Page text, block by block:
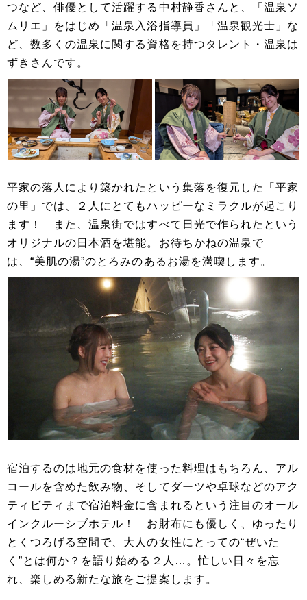
つなど、俳優として活躍する中村静香さんと、「温泉ソ
ムリエ」をはじめ「温泉入浴指導員」「温泉観光士」な
ど、数多くの温泉に関する資格を持つタレント・温泉は
ずきさんです。
平家の落人により築かれたという集落を復元した「平家
の里」では、２人にとてもハッピーなミラクルが起こり
ます！ また、温泉街ではすべて日光で作られたという
オリジナルの日本酒を堪能。お待ちかねの温泉で
は、“美肌の湯”のとろみのあるお湯を満喫します。
宿泊するのは地元の食材を使った料理はもちろん、アル
コールを含めた飲み物、そしてダーツや卓球などのアク
ティビティまで宿泊料金に含まれるという注目のオール
インクルーシブホテル！ お財布にも優しく、ゆったり
とくつろげる空間で、大人の女性にとっての“ぜいた
く”とは何か？を語り始める２人…。忙しい日々を忘
れ、楽しめる新たな旅をご提案します。